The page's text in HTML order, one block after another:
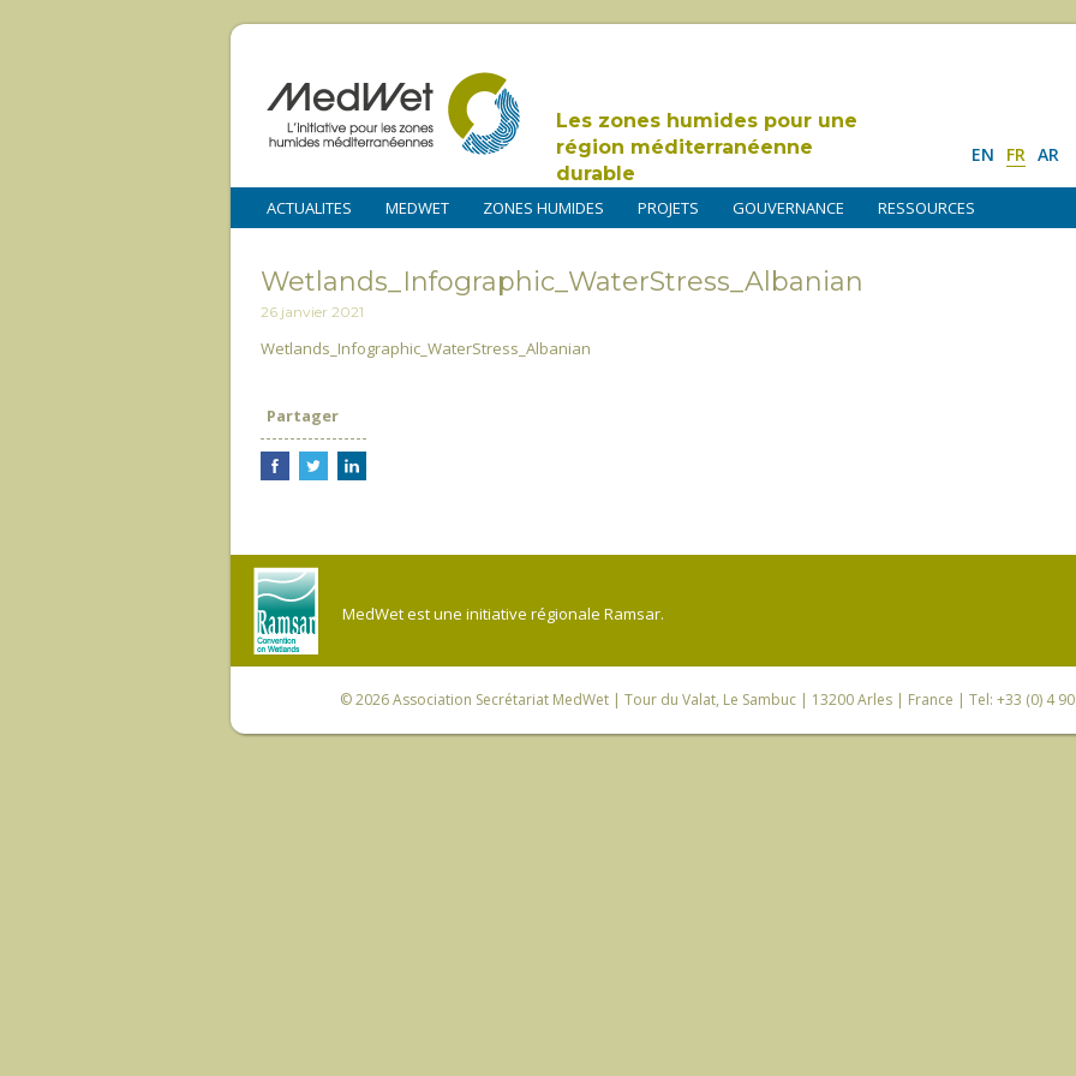
Les zones humides pour une
région méditerranéenne
durable
EN FR AR
ACTUALITES MEDWET ZONES HUMIDES PROJETS GOUVERNANCE RESSOURCES
Wetlands_Infographic_WaterStress_Albanian
26 janvier 2021
Wetlands_Infographic_WaterStress_Albanian
Partager
MedWet est une initiative régionale Ramsar.
© 2026Association Secrétariat MedWet | Tour du Valat, Le Sambuc | 13200 Arles | France | Tel: +33 (0) 4